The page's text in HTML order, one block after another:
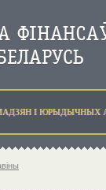
I ЮРЫДЫЧНЫХ